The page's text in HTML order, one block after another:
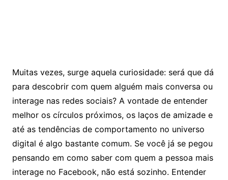
Muitas vezes, surge aquela curiosidade: será que dá
para descobrir com quem alguém mais conversa ou
interage nas redes sociais? A vontade de entender
melhor os círculos próximos, os laços de amizade e
até as tendências de comportamento no universo
digital é algo bastante comum. Se você já se pegou
pensando em como saber com quem a pessoa mais
interage no Facebook, não está sozinho. Entender